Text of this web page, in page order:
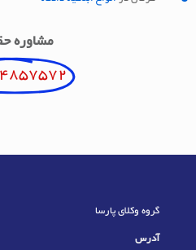
مشاوره
گروه وکلای پارسا
آدرس